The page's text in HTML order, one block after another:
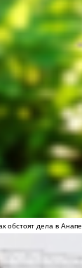
обстоят дела в Анапе